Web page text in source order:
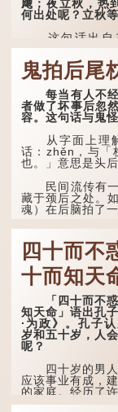
吹起。后两句，
灵魂...
飕；夜立秋，热
何出处呢？立秋
这句话出自
《四民月令》：“
冷飕飕；夜立
头”。到了清代
《清嘉录》里记录
时，也引用了这
过当地百姓的
是“朝立秋，渹
有不同，但意思
那么，这句话
朴素观察：如果
确...
鬼拍后尾
每当有人不经
者做了坏事后忽
容。这句话与鬼
从字面上理解
话：zhěn，与「
也。」意思是头
民间流传有一
藏于颈后之处。
魂）在后脑拍了
因此...
四十而不
十而知天
「四十而不惑
知天命」语出孔
·为政》。孔子
岁和五十岁，人
呢？
四十岁的男人
应该事业有成，
的家庭。经历了
之后，对事物有了